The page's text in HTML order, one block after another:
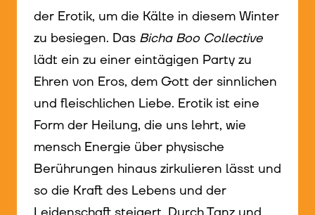
der Erotik, um die Kälte in diesem Winter
zu besiegen. Das Bicha Boo Collective
lädt ein zu einer eintägigen Party zu
Ehren von Eros, dem Gott der sinnlichen
und fleischlichen Liebe. Erotik ist eine
Form der Heilung, die uns lehrt, wie
mensch Energie über physische
Berührungen hinaus zirkulieren lässt und
so die Kraft des Lebens und der